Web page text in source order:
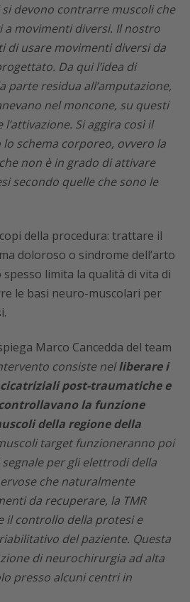
devono contrarre muscoli che
movimenti diversi. Il nostro
di usare movimenti diversi da
Da qui l’idea di
parte residua all’amputazione,
nel moncone, su questi
Si aggira così il
schema corporeo, ovvero la
non è in grado di attivare
secondo quelle che sono le
della procedura: trattare il
doloroso o sindrome dell’arto
limita la qualità di vita di
le basi neuro-muscolari per
Marco Cancedda del team
consiste nelliberare i
post-traumatiche e
la funzione
della regione della
target funzioneranno poi
per gli elettrodi della
che naturalmente
da recuperare, la TMR
il controllo della protesi e
del paziente. Questa
di neurochirurgia ad alta
presso alcuni centri in